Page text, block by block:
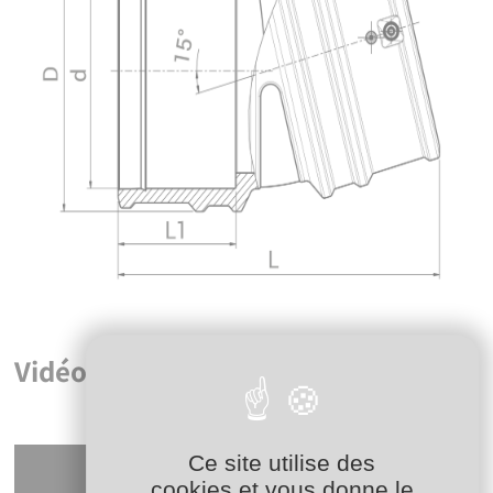
Vidéos
Ce site utilise des